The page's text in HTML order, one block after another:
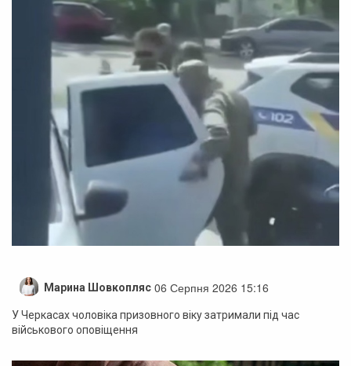
Марина Шовкопляс 06 Серпня 2026 15:16
У Черкасах чоловіка призовного віку затримали під час
військового оповіщення